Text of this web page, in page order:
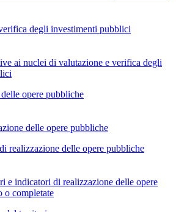
degli investimenti pubblici
ai nuclei di valutazione e verifica degli
opere pubbliche
delle opere pubbliche
realizzazione delle opere pubbliche
e indicatori di realizzazione delle opere
o completate